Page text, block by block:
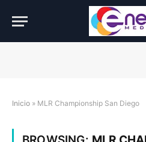
Inicio » MLR Championship San Diego